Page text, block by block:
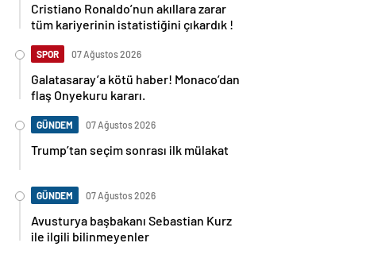
Cristiano Ronaldo’nun akıllara zarar
tüm kariyerinin istatistiğini çıkardık !
SPOR 07 Ağustos 2026
Galatasaray’a kötü haber! Monaco’dan
flaş Onyekuru kararı.
GÜNDEM 07 Ağustos 2026
Trump’tan seçim sonrası ilk mülakat
GÜNDEM 07 Ağustos 2026
Avusturya başbakanı Sebastian Kurz
ile ilgili bilinmeyenler